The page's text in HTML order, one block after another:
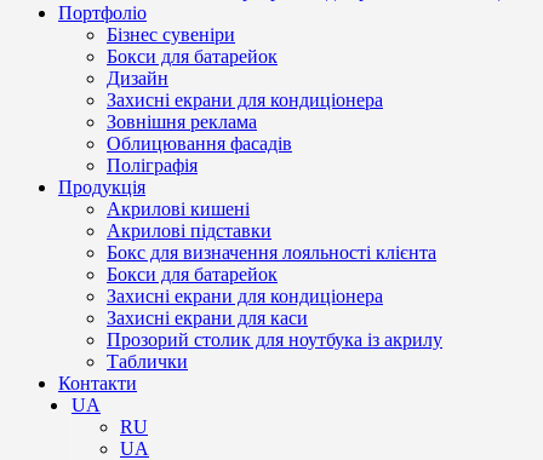
Портфоліо
Бізнес сувеніри
Бокси для батарейок
Дизайн
Захисні екрани для кондиціонера
Зовнішня реклама
Облицювання фасадів
Поліграфія
Продукція
Акрилові кишені
Акрилові підставки
Бокс для визначення лояльності клієнта
Бокси для батарейок
Захисні екрани для кондиціонера
Захисні екрани для каси
Прозорий столик для ноутбука із акрилу
Таблички
Контакти
UA
RU
UA